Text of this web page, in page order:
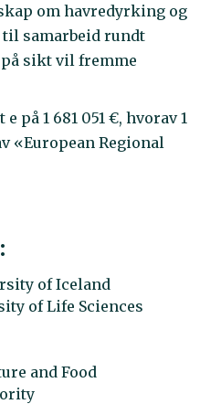
om havredyrking og
samarbeid rundt
sikt vil fremme
på 1 681 051 €, hvorav 1
«European Regional
of Iceland
of Life Sciences
and Food